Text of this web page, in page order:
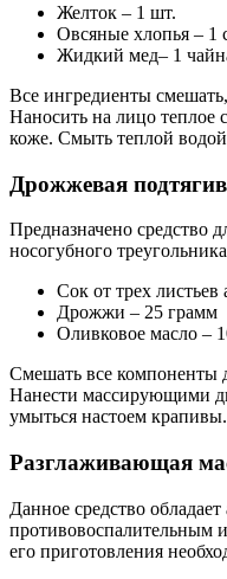
Желток – 1 шт.
Овсяные хлопья – 1
Жидкий мед– 1
Все ингредиенты
Наносить на лицо теплое
коже. Смыть теплой водой
Дрожжевая
Предназначено средство
носогубного
Сок от трех листьев
Дрожжи – 25 грамм
Оливковое масло –
Смешать все компоненты
Нанести массирующими
умыться настоем крапивы.
Разглаживающая
Данное средство
противовоспалительным
его приготовления